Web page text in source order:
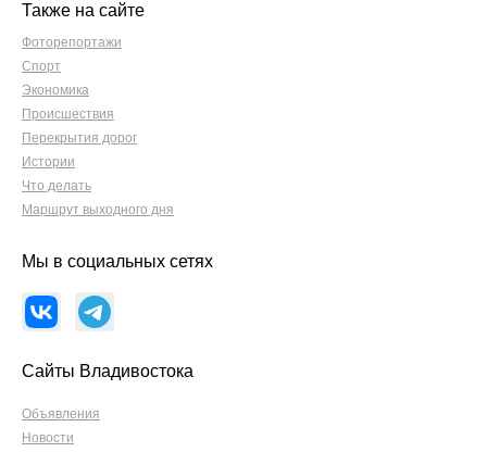
Также на сайте
Фоторепортажи
Спорт
Экономика
Происшествия
Перекрытия дорог
Истории
Что делать
Маршрут выходного дня
Мы в социальных сетях
Сайты Владивостока
Объявления
Новости